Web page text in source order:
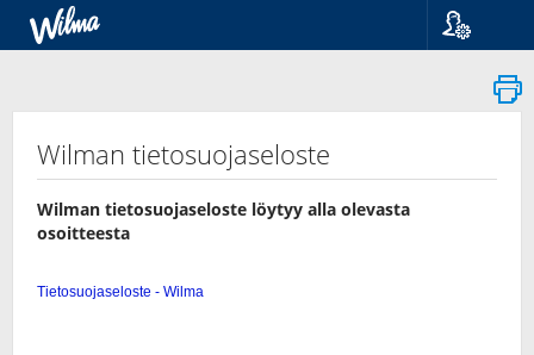
Suomi
Svenska
Wilman tietosuojaseloste
Wilman tietosuojaseloste löytyy alla olevasta
osoitteesta